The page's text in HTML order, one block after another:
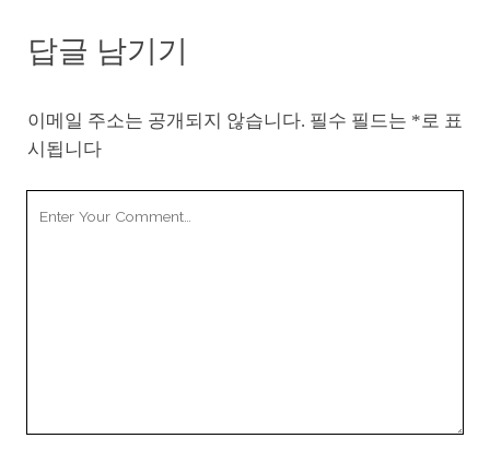
답글 남기기
이메일 주소는 공개되지 않습니다. 필수 필드는 * 로 표
시됩니다